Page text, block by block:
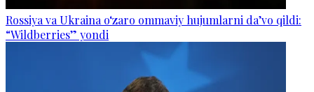
Rossiya va Ukraina o‘zaro ommaviy hujumlarni da’vo qildi:
“Wildberries” yondi